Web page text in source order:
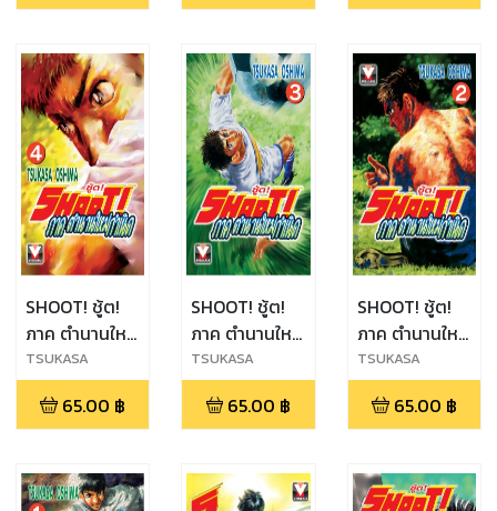
SHOOT! ชู้ต!
ภาค ตำนานใหม่
กำเนิด เล่ม 4
TSUKASA
OSHIMA
65.00 ฿
SHOOT! ชู้ต!
ภาค ตำนานใหม่
กำเนิด เล่ม 3
TSUKASA
OSHIMA
65.00 ฿
SHOOT! ชู้ต!
ภาค ตำนานใหม่
กำเนิด เล่ม 2
TSUKASA
OSHIMA
65.00 ฿